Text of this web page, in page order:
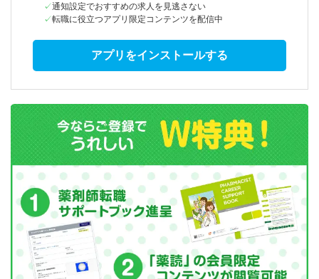
通知設定でおすすめの求人を見逃さない
転職に役立つアプリ限定コンテンツを配信中
アプリをインストールする